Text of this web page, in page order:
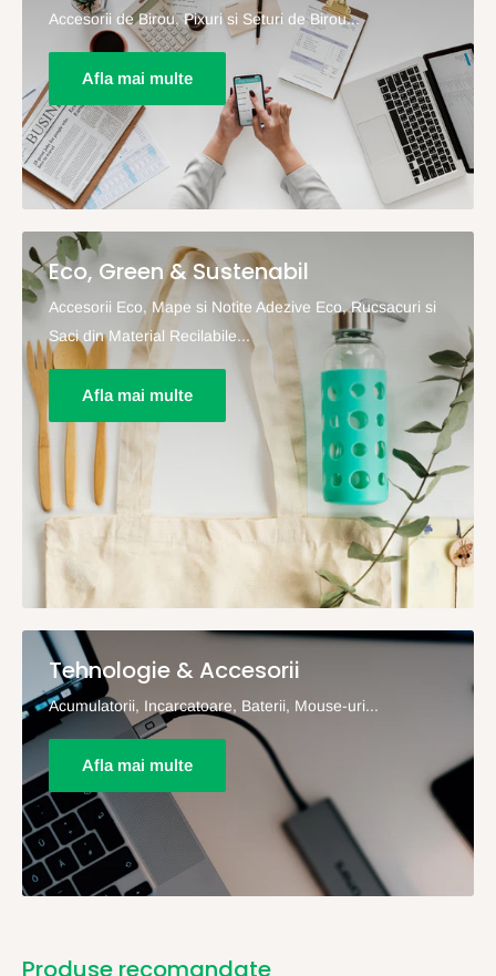
Accesorii de Birou, Pixuri si Seturi de Birou...
Afla mai multe
Eco, Green & Sustenabil
Accesorii Eco, Mape si Notite Adezive Eco, Rucsacuri si
Saci din Material Recilabile...
Afla mai multe
Tehnologie & Accesorii
Acumulatorii, Incarcatoare, Baterii, Mouse-uri...
Afla mai multe
Produse recomandate